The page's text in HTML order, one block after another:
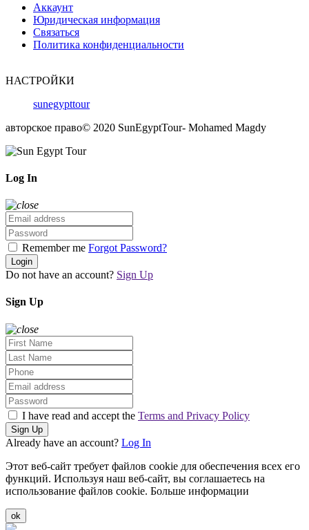
Аккаунт
Юридическая информация
Связаться
Политика конфиденциальности
НАСТРОЙКИ
sunegypttour
авторское право© 2020 SunEgyptTour- Mohamed Magdy
Log In
Remember me Forgot Password?
Login
Do not have an account? Sign Up
Sign Up
I have read and accept the Terms and Privacy Policy
Sign Up
Already have an account? Log In
Этот веб-сайт требует файлов cookie для обеспечения всех его
функций. Используя наш веб-сайт, вы соглашаетесь на
использование файлов cookie. Больше информации
ok